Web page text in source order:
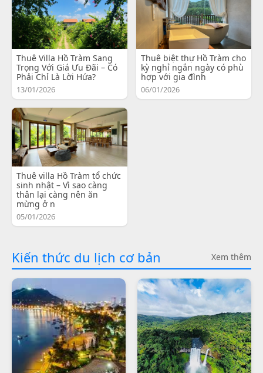
Thuê Villa Hồ Tràm Sang
Trọng Với Giá Ưu Đãi – Có
Phải Chỉ Là Lời Hứa?
13/01/2026
Thuê biệt thự Hồ Tràm cho
kỳ nghỉ ngắn ngày có phù
hợp với gia đình
06/01/2026
Thuê villa Hồ Tràm tổ chức
sinh nhật – Vì sao càng
thân lại càng nên ăn
mừng ở n
05/01/2026
Kiến thức du lịch cơ bản Xem thêm